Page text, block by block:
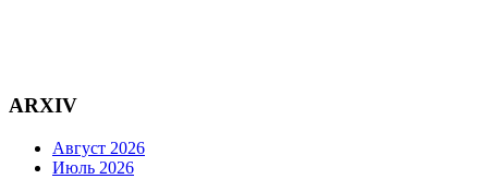
ARXIV
Август 2026
Июль 2026